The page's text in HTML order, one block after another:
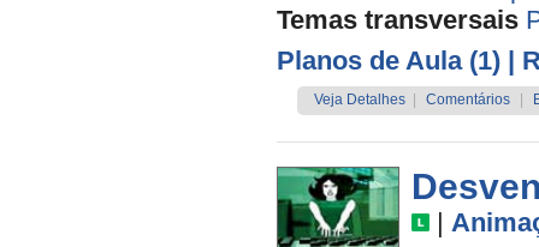
Temas transversais
Planos de Aula (1) |
Veja Detalhes Comentários
|